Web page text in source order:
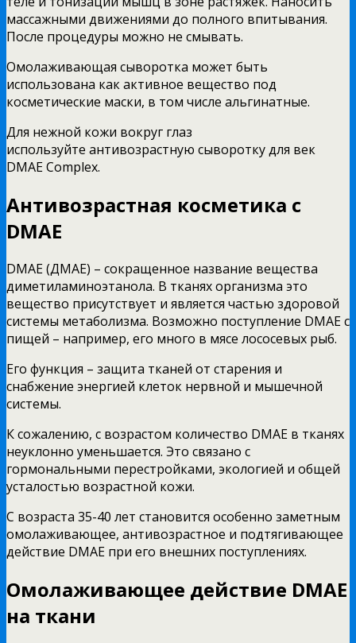
массажными движениями до полного впитывания.
После процедуры можно не смывать.
Омолаживающая сыворотка может быть
использована как активное вещество под
косметические маски, в том числе альгинатные.
Для нежной кожи вокруг глаз
используйте антивозрастную сыворотку для век
DMAE Complex.
Антивозрастная косметика с
DMAE
DMAE (ДМАЕ) – сокращенное название вещества
диметиламиноэтанола. В тканях организма это
вещество присутствует и является частью здоровой
системы метаболизма. Возможно поступление DMAE с
пищей – например, его много в мясе лососевых рыб.
Его функция – защита тканей от старения и
снабжение энергией клеток нервной и мышечной
системы.
К сожалению, с возрастом количество DMAE в тканях
неуклонно уменьшается. Это связано с
гормональными перестройками, экологией и общей
усталостью возрастной кожи.
С возраста 35-40 лет становится особенно заметным
омолаживающее, антивозрастное и подтягивающее
действие DMAE при его внешних поступлениях.
Омолаживающее действие DMAE
на ткани